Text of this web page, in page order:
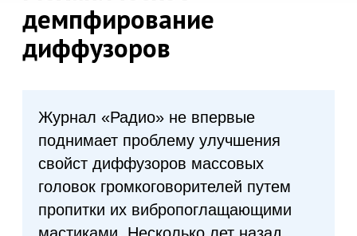
демпфирование
диффузоров
Журнал «Радио» не впервые
поднимает проблему улучшения
свойст диффузоров массовых
головок громкоговорителей путем
пропитки их вибропоглащающими